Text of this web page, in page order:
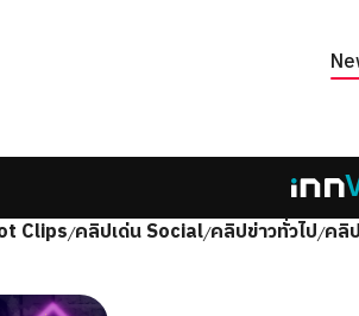
Clips/คลิปเด่น Social/คลิปข่าวทั่วไป/คลิ